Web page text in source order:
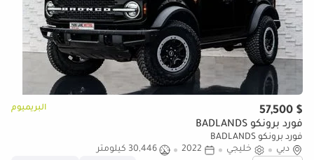
$ 57,500 البريميوم
فورد برونكو BADLANDS
فورد برونكو BADLANDS
دبي
خليجي 2022
30,446 كيلومتر